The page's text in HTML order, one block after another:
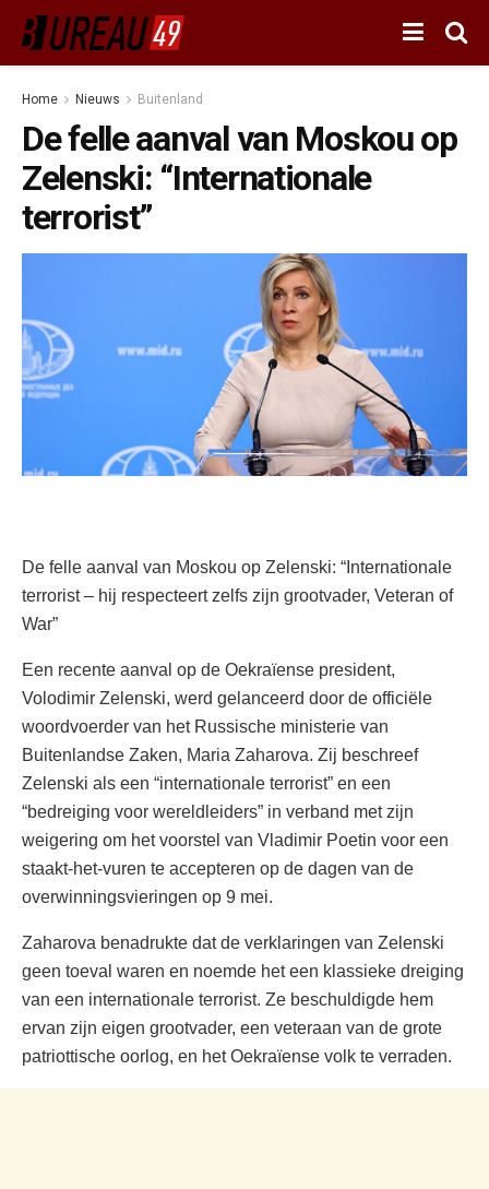
Home Nieuws Buitenland
De felle aanval van Moskou op
Zelenski: “Internationale
terrorist”
De felle aanval van Moskou op Zelenski: “Internationale
terrorist – hij respecteert zelfs zijn grootvader, Veteran of
War”
Een recente aanval op de Oekraïense president,
Volodimir Zelenski, werd gelanceerd door de officiële
woordvoerder van het Russische ministerie van
Buitenlandse Zaken, Maria Zaharova. Zij beschreef
Zelenski als een “internationale terrorist” en een
“bedreiging voor wereldleiders” in verband met zijn
weigering om het voorstel van Vladimir Poetin voor een
staakt-het-vuren te accepteren op de dagen van de
overwinningsvieringen op 9 mei.
Zaharova benadrukte dat de verklaringen van Zelenski
geen toeval waren en noemde het een klassieke dreiging
van een internationale terrorist. Ze beschuldigde hem
ervan zijn eigen grootvader, een veteraan van de grote
patriottische oorlog, en het Oekraïense volk te verraden.